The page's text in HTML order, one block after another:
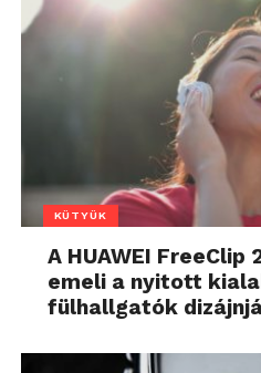
KÜTYÜK
A HUAWEI FreeClip
emeli a nyitott
fülhallgatók